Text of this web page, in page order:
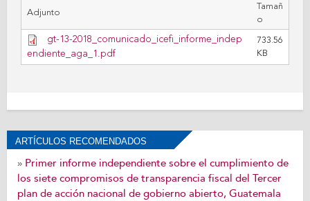
Adjunto
Tamañ
o
gt-13-2018_comunicado_icefi_informe_indep
endiente_aga_1.pdf
733.56
KB
ARTÍCULOS RECOMENDADOS
» Primer informe independiente sobre el cumplimiento de
los siete compromisos de transparencia fiscal del Tercer
plan de acción nacional de gobierno abierto, Guatemala